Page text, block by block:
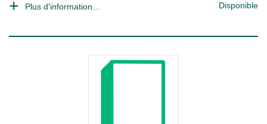
Plus d'information... Disponible